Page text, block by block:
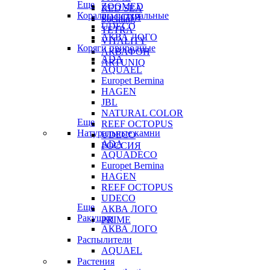
RED SEA
Sochting
TETRA
VITALITY
АКВАФОН
ARTUNIQ
ZOOMED
РОССИЯ
Еще
Кораллы натуральные
UDECO
АКВА ЛОГО
Коряги природные
ADA
AQUAEL
Europet Bernina
HAGEN
JBL
NATURAL COLOR
REEF OCTOPUS
UDECO
РОССИЯ
Еще
Натуральные камни
ADA
AQUADECO
Europet Bernina
HAGEN
REEF OCTOPUS
UDECO
АКВА ЛОГО
PRIME
Еще
Ракушки
АКВА ЛОГО
Распылители
AQUAEL
Растения